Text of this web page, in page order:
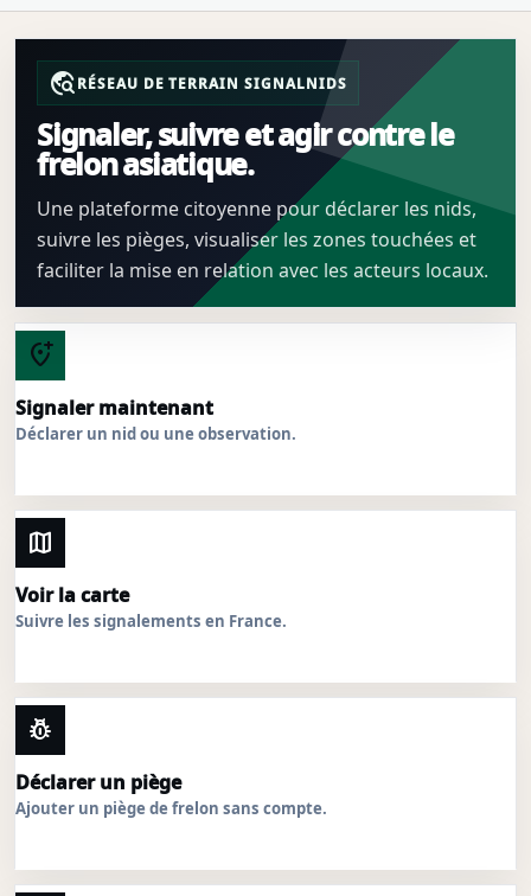
travel_exploreRÉSEAU DE TERRAIN SIGNALNIDS
Signaler, suivre et agir contre le
frelon asiatique.
Une plateforme citoyenne pour déclarer les nids,
suivre les pièges, visualiser les zones touchées et
faciliter la mise en relation avec les acteurs locaux.
add_location_alt
Signaler maintenant
Déclarer un nid ou une observation.
map
Voir la carte
Suivre les signalements en France.
pest_control
Déclarer un piège
Ajouter un piège de frelon sans compte.